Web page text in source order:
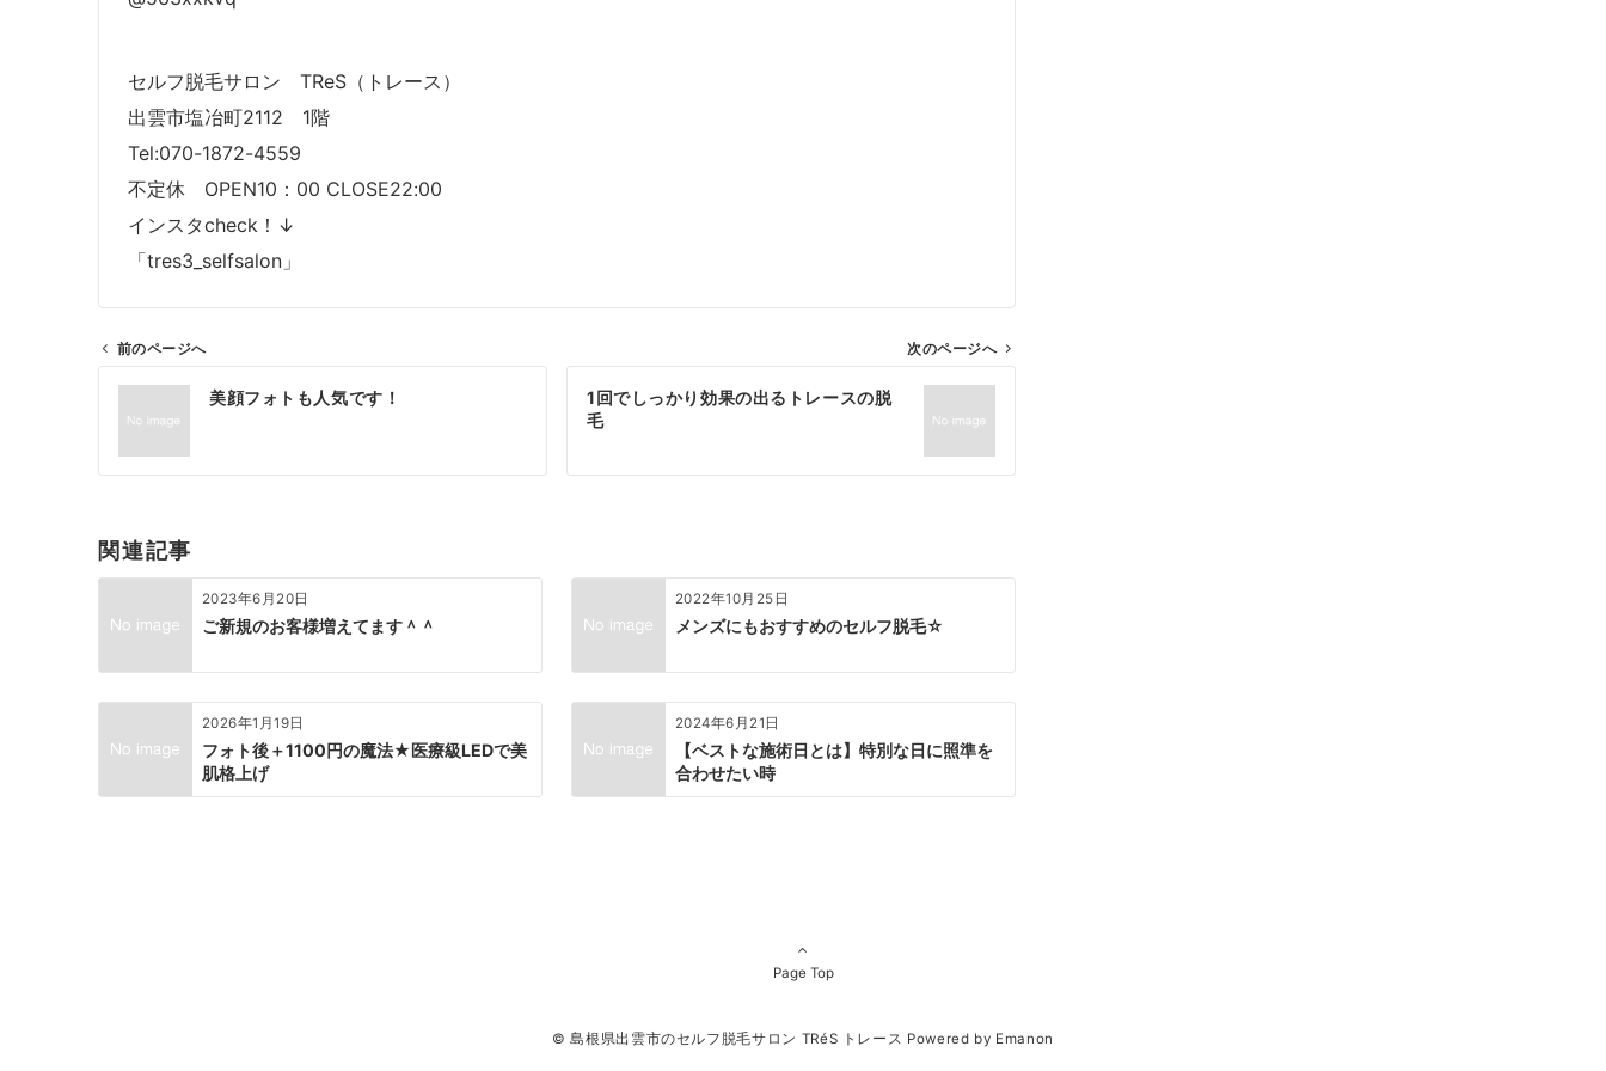
セルフ脱毛サロン TReS（トレース）
出雲市塩冶町2112 1階
Tel:070-1872-4559
不定休 OPEN10：00 CLOSE22:00
インスタcheck！↓
「tres3_selfsalon」
ビ
シ
ン
前のページへ
美顔フォトも人気です！
次のページへ
1回でしっかり効果の出るトレースの脱
毛
関連記事
2023年6月20日
ご新規のお客様増えてます＾＾
2022年10月25日
メンズにもおすすめのセルフ脱毛☆
2026年1月19日
フォト後＋1100円の魔法★医療級LEDで美
肌格上げ
2024年6月21日
【ベストな施術日とは】特別な日に照準を
合わせたい時
Page Top
© 島根県出雲市のセルフ脱毛サロン TRéS トレース Powered by Emanon